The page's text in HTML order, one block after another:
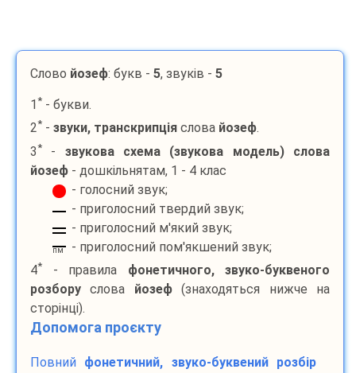
Слово йозеф: букв - 5, звуків - 5
1 * - букви.
2* - звуки, транскрипція слова йозеф.
3* - звукова схема (звукова модель) слова
йозеф - дошкільнятам, 1 - 4 клас
- голосний звук;
- приголосний твердий звук;
- приголосний м'який звук;
пм
- приголосний пом'якшений звук;
4* - правила фонетичного, звуко-буквеного
розбору слова йозеф(знаходяться нижче на
сторінці).
Допомога проєкту
Повний фонетичний, звуко-буквений розбір